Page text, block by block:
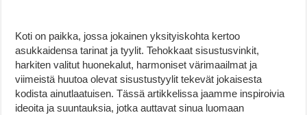
Koti on paikka, jossa jokainen yksityiskohta kertoo
asukkaidensa tarinat ja tyylit. Tehokkaat sisustusvinkit,
harkiten valitut huonekalut, harmoniset värimaailmat ja
viimeistä huutoa olevat sisustustyylit tekevät jokaisesta
kodista ainutlaatuisen. Tässä artikkelissa jaamme inspiroivia
ideoita ja suuntauksia, jotka auttavat sinua luomaan